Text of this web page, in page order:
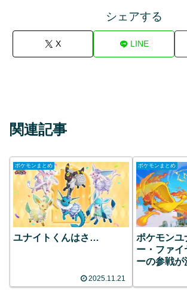
シェアする
X LINE
関連記事
ポケモンまとめ
ユナイトくんはさ…
2025.11.21
ポケモンまとめ
ポケモンユ
ー・ファイ
ーの参戦